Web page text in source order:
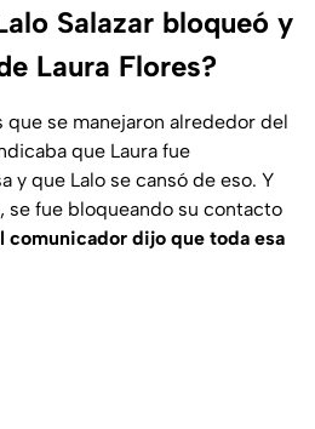
Salazar bloqueó y
Laura Flores?
se manejaron alrededor del
que Laura fue
y que Lalo se cansó de eso. Y
se fue bloqueando su contacto
comunicador dijo que toda esa